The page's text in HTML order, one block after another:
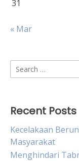
31
« Mar
Search
for:
Recent Posts
Kecelakaan
Masyarakat
Menghindari